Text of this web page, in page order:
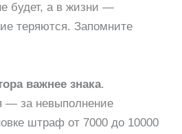
будет, а в жизни —
теряются. Запомните
важнее знака.
— за невыполнение
штраф от 7000 до 10000